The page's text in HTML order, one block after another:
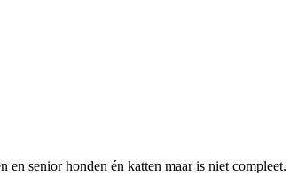
senior honden én katten maar is niet compleet.